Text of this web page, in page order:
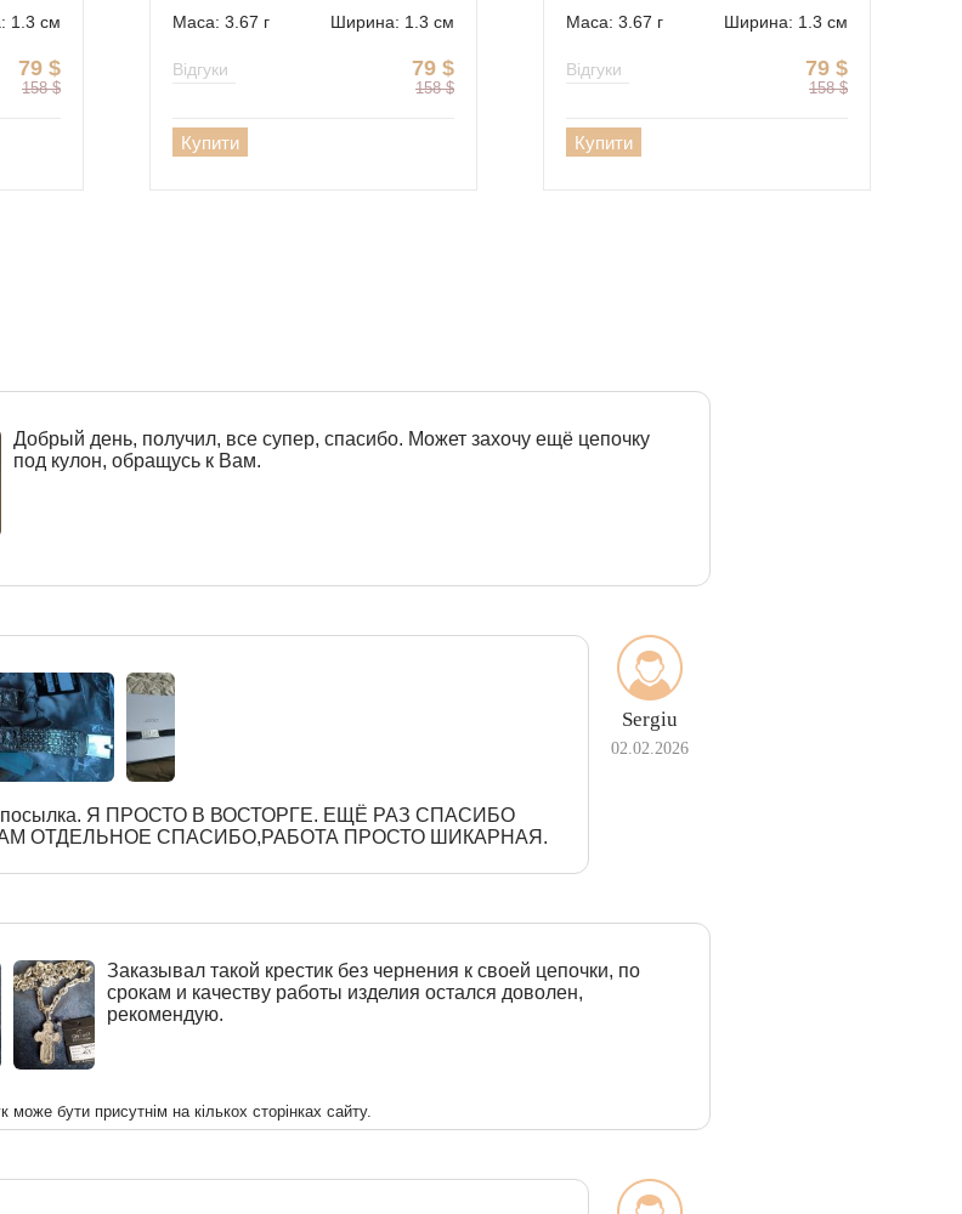
1.3 см
79 $
158 $
Маса: 3.67 г Ширина: 1.3 см
79 $
158 $
Відгуки
Купити
Маса: 3.67 г Ширина: 1.3 см
79 $
158 $
Відгуки
Купити
Добрый день, получил, все супер, спасибо. Может захочу ещё цепочку
под кулон, обращусь к Вам.
Sergiu
02.02.2026
посылка. Я ПРОСТО В ВОСТОРГЕ. ЕЩЁ РАЗ СПАСИБО
ОТДЕЛЬНОЕ СПАСИБО,РАБОТА ПРОСТО ШИКАРНАЯ.
Заказывал такой крестик без чернения к своей цепочки, по
срокам и качеству работы изделия остался доволен,
рекомендую.
може бути присутнім на кількох сторінках сайту.